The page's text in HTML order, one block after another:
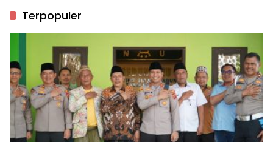
Terpopuler